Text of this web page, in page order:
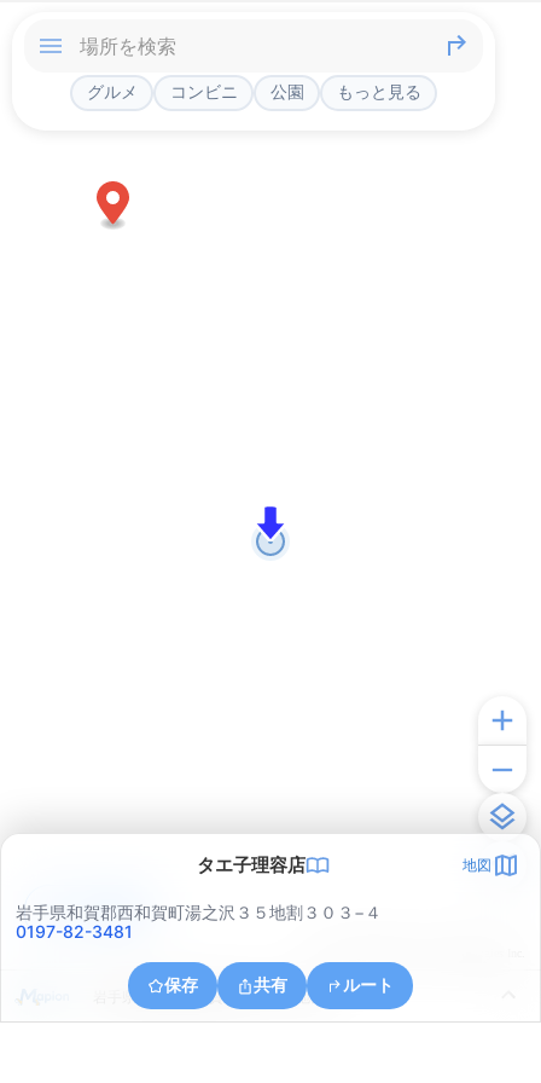
グルメ コンビニ 公園 もっと見る
タエ子理容店 地図
岩手県和賀郡西和賀町湯之沢３５地割３０３−４
0197-82-3481
保存 共有 ルート
岩手県和賀郡西和賀町川尻４１地割
アプリで見る